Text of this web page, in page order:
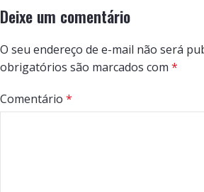
Deixe um comentário
O seu endereço de e-mail não será
obrigatórios são marcados com *
Comentário *